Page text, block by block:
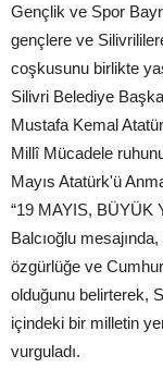
Gençlik ve Spor
gençlere ve
coşkusunu birlikte
Silivri Belediye
Mustafa Kemal
Millî Mücadele
Mayıs Atatürk'ü
“19 MAYIS, BÜYÜK
Balcıoğlu
özgürlüğe ve
olduğunu belirterek,
içindeki bir milletin
vurguladı.